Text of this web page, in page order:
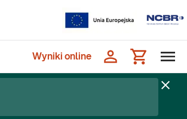
Wyniki online